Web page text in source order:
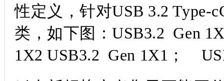
性定义，针对USB 3.2 Type-
类，如下图：USB3.2 Gen
1X2 USB3.2 Gen 1X1；